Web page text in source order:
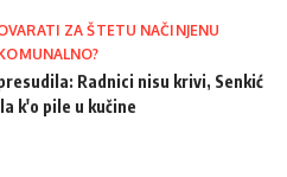
ZA ŠTETU NAČINJENU
Radnici nisu krivi, Senkić
k'o pile u kučine